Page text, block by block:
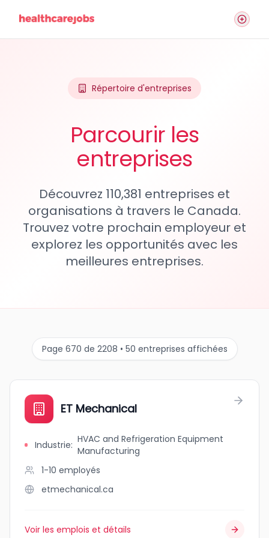
Répertoire d'entreprises
Parcourir les
entreprises
Découvrez 110,381 entreprises et
organisations à travers le Canada.
Trouvez votre prochain employeur et
explorez les opportunités avec les
meilleures entreprises.
Page 670 de 2208 • 50 entreprises affichées
ET Mechanical
Industrie: HVAC and Refrigeration Equipment
Manufacturing
1-10 employés
etmechanical.ca
Voir les emplois et détails